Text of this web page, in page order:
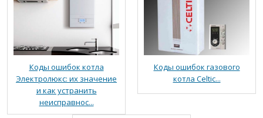
Коды ошибок котла
Электролюкс: их значение
и как устранить
неисправнос...
Коды ошибок газового
котла Celtic...